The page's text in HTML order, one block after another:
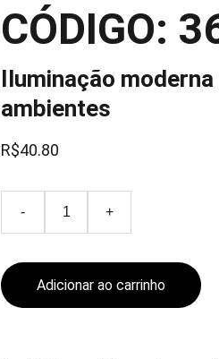
CÓDIGO:
Iluminação
ambientes
R$40.80
- +
Adicionar ao carrinho